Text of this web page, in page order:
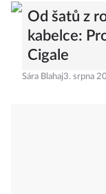
Od šatů z
kabelce:
Cigale
Sára Blahaj3. srpna